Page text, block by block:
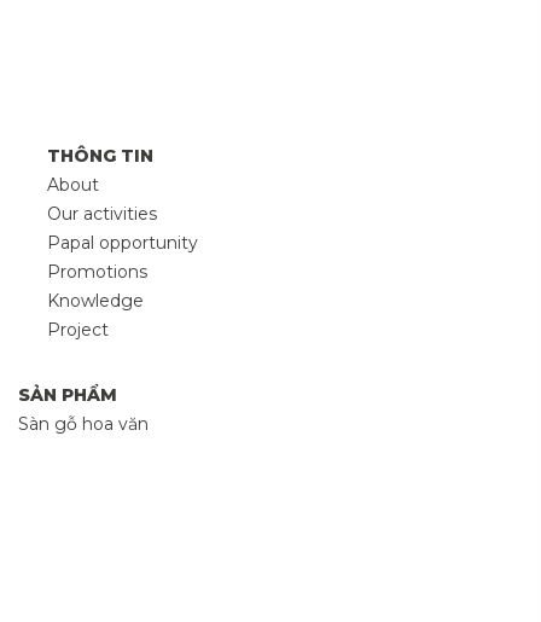
THÔNG TIN
About
Our activities
Papal opportunity
Promotions
Knowledge
Project
SẢN PHẨM
Sàn gỗ hoa văn